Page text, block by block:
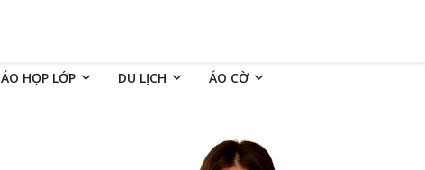
ÁO HỌP LỚP DU LỊCH ÁO CỜ